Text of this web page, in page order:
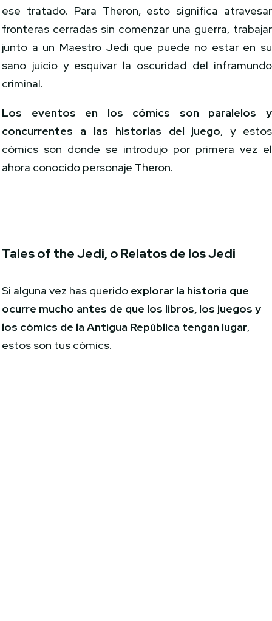
ese tratado. Para Theron, esto significa atravesar
fronteras cerradas sin comenzar una guerra, trabajar
junto a un Maestro Jedi que puede no estar en su
sano juicio y esquivar la oscuridad del inframundo
criminal.
Los eventos en los cómics son paralelos y
concurrentes a las historias del juego, y estos
cómics son donde se introdujo por primera vez el
ahora conocido personaje Theron.
Tales of the Jedi, o Relatos de los Jedi
Si alguna vez has querido explorar la historia que
ocurre mucho antes de que los libros, los juegos y
los cómics de la Antigua República tengan lugar,
estos son tus cómics.